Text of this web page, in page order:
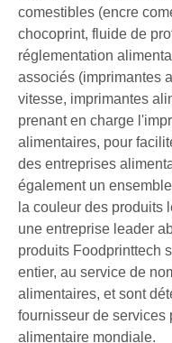
comestibles (encre
chocoprint, fluide de
réglementation
associés (imprimantes
vitesse, imprimantes
prenant en charge
alimentaires, pour
des entreprises
également un
la couleur des produits
une entreprise leader
produits Foodprinttech
entier, au service de
alimentaires, et sont
fournisseur de services
alimentaire mondiale.